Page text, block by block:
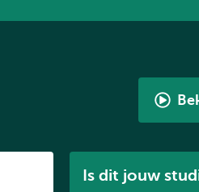
Is dit jouw